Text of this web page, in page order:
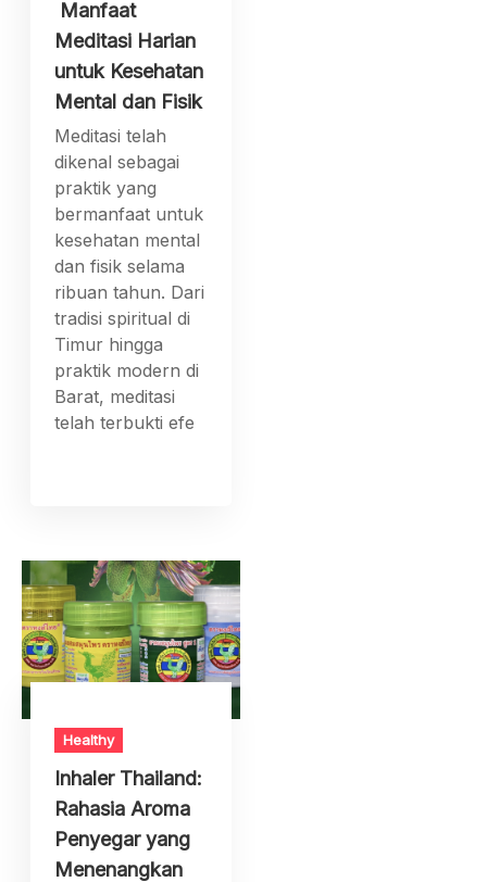
Manfaat
Meditasi Harian
untuk Kesehatan
Mental dan Fisik
Meditasi telah
dikenal sebagai
praktik yang
bermanfaat untuk
kesehatan mental
dan fisik selama
ribuan tahun. Dari
tradisi spiritual di
Timur hingga
praktik modern di
Barat, meditasi
telah terbukti efe
Healthy
Inhaler Thailand:
Rahasia Aroma
Penyegar yang
Menenangkan